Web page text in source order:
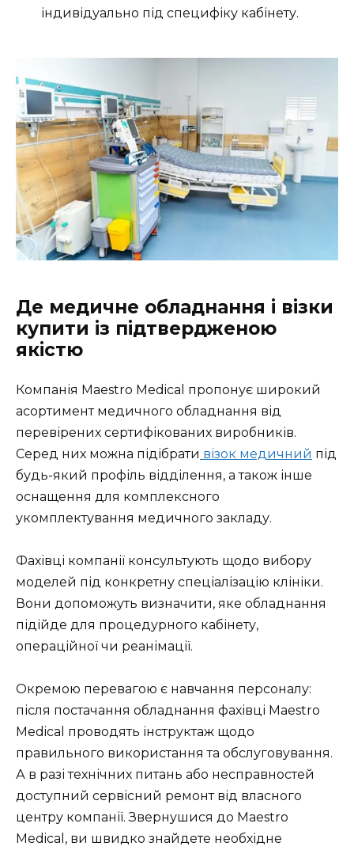
індивідуально під специфіку кабінету.
Де медичне обладнання і візки
купити із підтвердженою
якістю
Компанія Maestro Medical пропонує широкий
асортимент медичного обладнання від
перевірених сертифікованих виробників.
Серед них можна підібрати візок медичний під
будь-який профіль відділення, а також інше
оснащення для комплексного
укомплектування медичного закладу.
Фахівці компанії консультують щодо вибору
моделей під конкретну спеціалізацію клініки.
Вони допоможуть визначити, яке обладнання
підійде для процедурного кабінету,
операційної чи реанімації.
Окремою перевагою є навчання персоналу:
після постачання обладнання фахівці Maestro
Medical проводять інструктаж щодо
правильного використання та обслуговування.
А в разі технічних питань або несправностей
доступний сервісний ремонт від власного
центру компанії. Звернушися до Maestro
Medical, ви швидко знайдете необхідне